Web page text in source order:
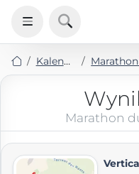
Kalendarz Marathon
Marathon